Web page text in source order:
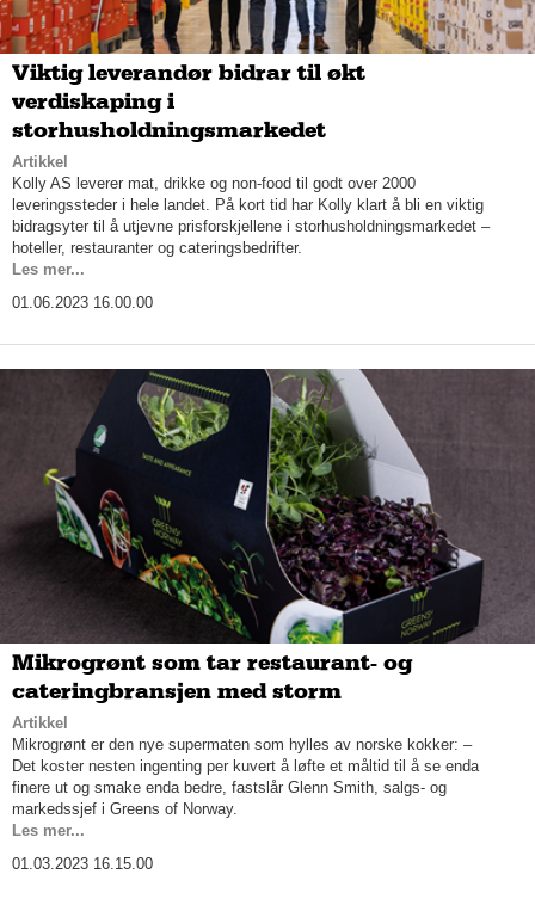
Viktig leverandør bidrar til økt
verdiskaping i
storhusholdningsmarkedet
Artikkel
Kolly AS leverer mat, drikke og non-food til godt over 2000
leveringssteder i hele landet. På kort tid har Kolly klart å bli en viktig
bidragsyter til å utjevne prisforskjellene i storhusholdningsmarkedet –
hoteller, restauranter og cateringsbedrifter.
Les mer...
01.06.2023 16.00.00
Mikrogrønt som tar restaurant- og
cateringbransjen med storm
Artikkel
Mikrogrønt er den nye supermaten som hylles av norske kokker: –
Det koster nesten ingenting per kuvert å løfte et måltid til å se enda
finere ut og smake enda bedre, fastslår Glenn Smith, salgs- og
markedssjef i Greens of Norway.
Les mer...
01.03.2023 16.15.00